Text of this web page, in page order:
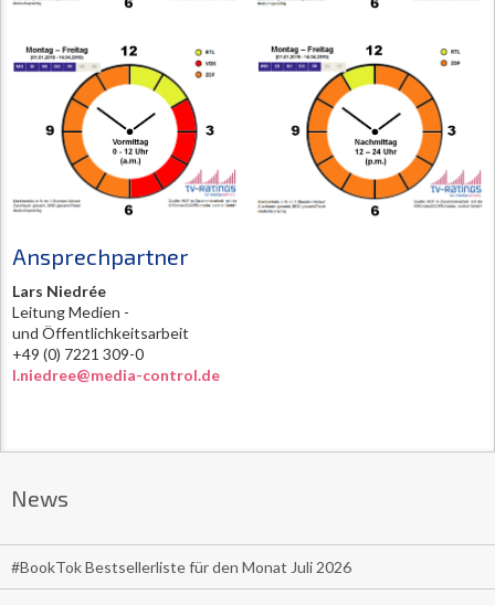
Ansprechpartner
Lars Niedrée
Leitung Medien -
und Öffentlichkeitsarbeit
+49 (0) 7221 309-0
l.niedree@media-control.de
News
#BookTok Bestsellerliste für den Monat Juli 2026